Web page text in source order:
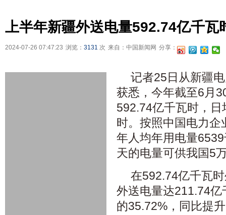
上半年新疆外送电量592.74亿千瓦
2024-07-26 07:47:23 浏览： 3131 次 来自：中国新闻网 分享：
记者25日从新疆
获悉，今年截至6月
592.74亿千瓦时，
时。按照中国电力
年人均年用电量
天的电量可供我国5
在592.74亿千瓦
外送电量达211.74
的35.72%，同比提